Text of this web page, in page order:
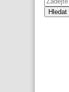
Hledat